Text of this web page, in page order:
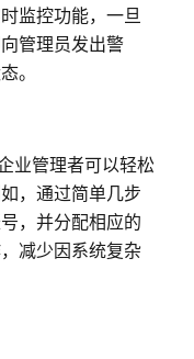
监控功能，一旦
管理员发出警
。
业管理者可以轻松
，通过简单几步
，并分配相应的
减少因系统复杂